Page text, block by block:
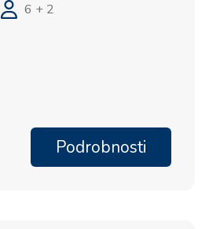
6 + 2
Podrobnosti